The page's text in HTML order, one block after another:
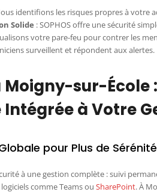
identifions les risques propres à votre
Solide : SOPHOS offre une sécurité
votre pare-feu pour contrer les
surveillent et répondent aux alertes.
sur-École
à Votre
pour Plus de Sérénité
à une gestion complète : suivi
comme Teams ou SharePoint. À